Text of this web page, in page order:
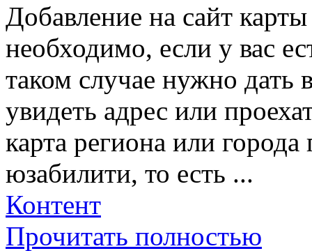
Добавление на сайт
необходимо, если у вас
таком случае нужно дать
увидеть адрес или
карта региона или города
юзабилити, то есть ...
Контент
Прочитать полностью